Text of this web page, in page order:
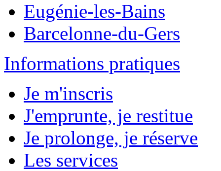
Eugénie-les-Bains
Barcelonne-du-Gers
Informations pratiques
Je m'inscris
J'emprunte, je restitue
Je prolonge, je réserve
Les services